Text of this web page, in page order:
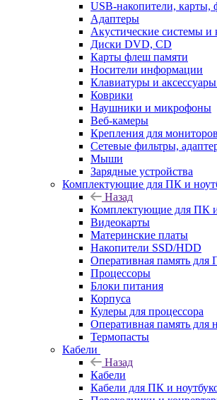
USB-накопители, карты,
Адаптеры
Акустические системы и
Диски DVD, CD
Карты флеш памяти
Носители информации
Клавиатуры и
Коврики
Наушники и микрофоны
Веб-камеры
Крепления для
Сетевые фильтры,
Мыши
Зарядные устройства
Комплектующие для ПК и
Назад
Комплектующие для ПК и
Видеокарты
Материнские платы
Накопители SSD/HDD
Оперативная память для
Процессоры
Блоки питания
Корпуса
Кулеры для процессора
Оперативная память для
Термопасты
Кабели
Назад
Кабели
Кабели для ПК и